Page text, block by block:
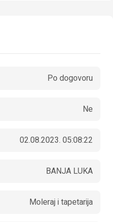
Po dogovoru
Ne
02.08.2023. 05:08:22
BANJA LUKA
Moleraj i tapetarija